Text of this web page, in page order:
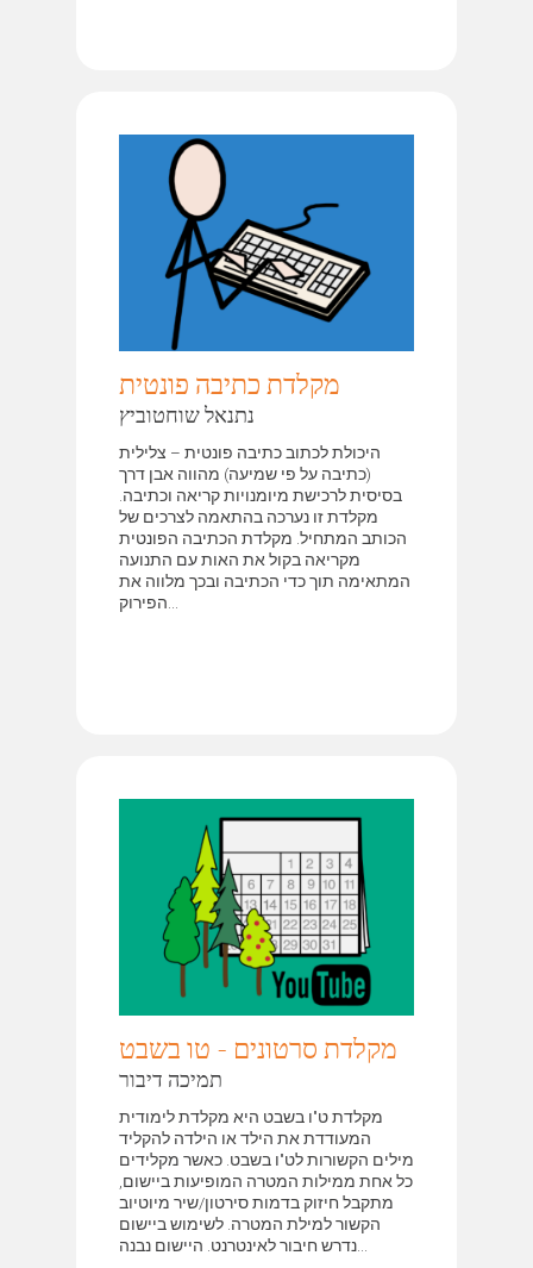
מקלדת כתיבה פונטית
נתנאל שוחטוביץ
היכולת לכתוב כתיבה פונטית – צלילית
(כתיבה על פי שמיעה) מהווה אבן דרך
בסיסית לרכישת מיומנויות קריאה וכתיבה.
מקלדת זו נערכה בהתאמה לצרכים של
הכותב המתחיל. מקלדת הכתיבה הפונטית
מקריאה בקול את האות עם התנועה
המתאימה תוך כדי הכתיבה ובכך מלווה את
מקלדת סרטונים - טו בשבט
תמיכה דיבור
מקלדת ט"ו בשבט היא מקלדת לימודית
המעודדת את הילד או הילדה להקליד
מילים הקשורות לט"ו בשבט. כאשר מקלידים
כל אחת ממילות המטרה המופיעות ביישום,
מתקבל חיזוק בדמות סירטון/שיר מיוטיוב
הקשור למילת המטרה. לשימוש ביישום